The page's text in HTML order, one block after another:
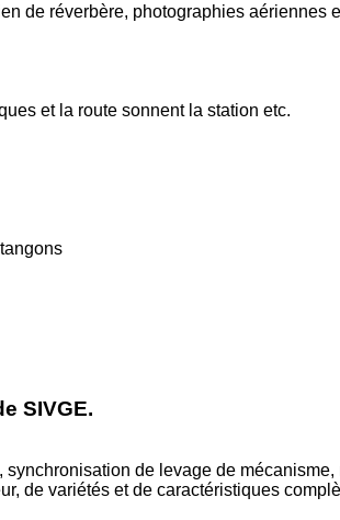
de réverbère, photographies aériennes
et la route sonnent la station etc.
SIVGE.
de levage de
de variétés et de caractéristiques